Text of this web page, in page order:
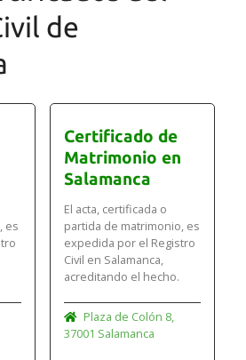
esta plataforma de gestión
con seguimiento
de
es
Certificado de
Matrimonio en
Salamanca
El acta, certificada o
partida de matrimonio, es
expedida por el Registro
Civil en Salamanca,
acreditando el hecho.
Plaza de Colón 8,
37001 Salamanca